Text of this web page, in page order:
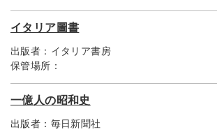
イタリア圖書
出版者： イタリア書房
保管場所：
一億人の昭和史
出版者： 毎日新聞社